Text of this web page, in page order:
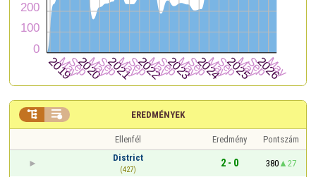
EREDMÉNYEK
 
Ellenfél Eredmény
Pontszám
District
(427)
2 - 0 380
27